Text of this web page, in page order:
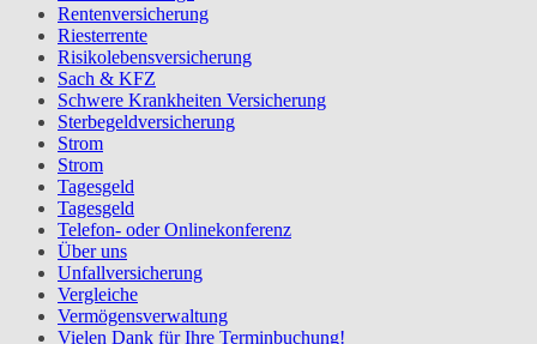
Rentenversicherung
Riesterrente
Risikolebensversicherung
Sach & KFZ
Schwere Krankheiten Versicherung
Sterbegeldversicherung
Strom
Strom
Tagesgeld
Tagesgeld
Telefon- oder Onlinekonferenz
Über uns
Unfallversicherung
Vergleiche
Vermögensverwaltung
Vielen Dank für Ihre Terminbuchung!